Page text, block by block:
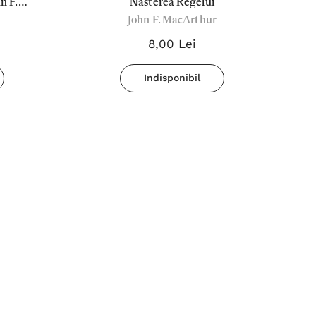
F.
Nasterea Regelui
John F. MacArthur
8,00 Lei
Indisponibil